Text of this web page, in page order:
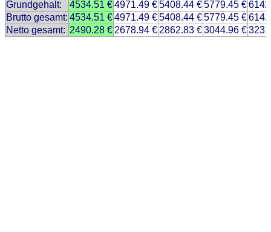
Grundgehalt:
4534.51 €4971.49 €5408.44 €5779.45 €
Brutto gesamt: 4534.51 €4971.49 €5408.44 €5779.45 €
Netto gesamt: 2490.28 € 2678.94 € 2862.83 €3044.96 €